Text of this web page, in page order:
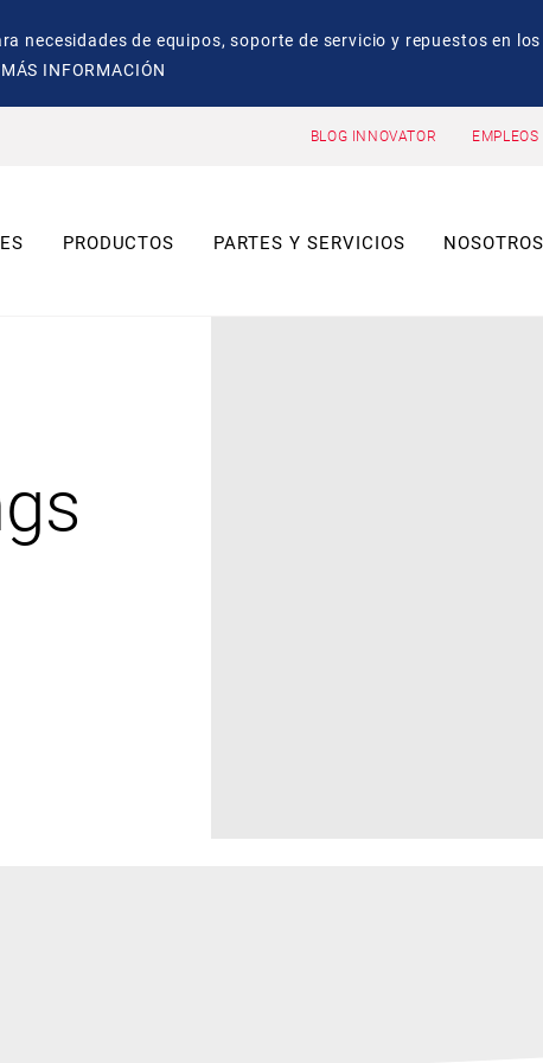
necesidades de equipos, soporte de servicio y repuestos en
MÁS INFORMACIÓN
BLOG INNOVATOR EMPLEOS
PRODUCTOS PARTES Y SERVICIOS NOSOTROS